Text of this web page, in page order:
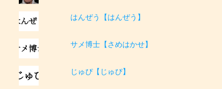
はんぜう【はんぜう】
サメ博士【さめはかせ】
じゅぴ【じゅぴ】